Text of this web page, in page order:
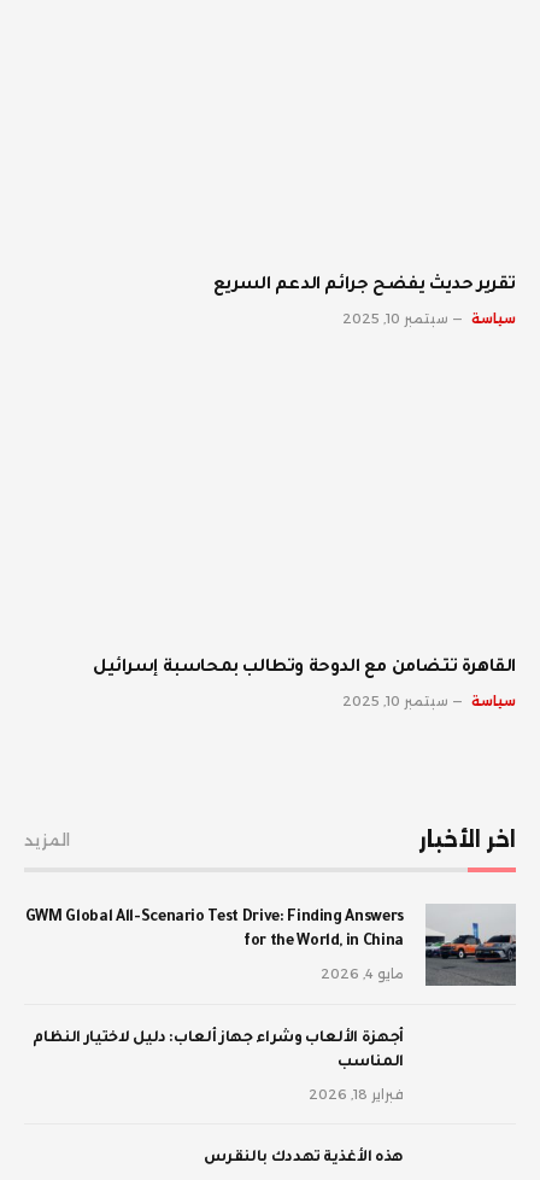
تقرير حديث يفضح جرائم الدعم السريع
سياسة سبتمبر 10, 2025
القاهرة تتضامن مع الدوحة وتطالب بمحاسبة إسرائيل
سياسة سبتمبر 10, 2025
اخر الأخبار المزيد
GWM Global All-Scenario Test Drive: Finding Answers
for the World, in China
مايو 4, 2026
أجهزة الألعاب وشراء جهاز ألعاب: دليل لاختيار النظام
المناسب
فبراير 18, 2026
‫هذه الأغذية تهددك بالنقرس